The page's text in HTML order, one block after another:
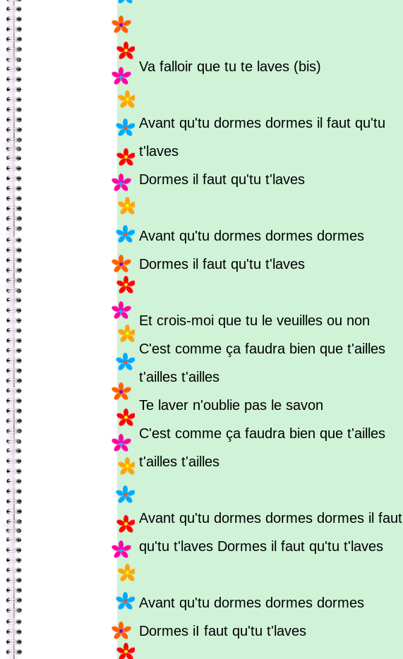
Va falloir que tu te laves (bis)
Avant qu'tu dormes dormes il faut qu'tu
t'laves
Dormes il faut qu'tu t'laves
Avant qu'tu dormes dormes dormes
Dormes il faut qu'tu t'laves
Et crois-moi que tu le veuilles ou non
C'est comme ça faudra bien que t'ailles
t'ailles t'ailles
Te laver n'oublie pas le savon
C'est comme ça faudra bien que t'ailles
t'ailles t'ailles
Avant qu'tu dormes dormes dormes il faut
qu'tu t'laves Dormes il faut qu'tu t'laves
Avant qu'tu dormes dormes dormes
Dormes iI faut qu'tu t'laves